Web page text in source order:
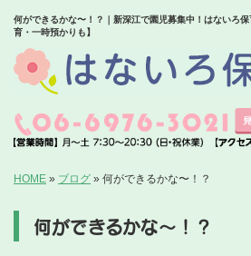
何ができるかな〜！？｜新深江で園児募集中！はないろ
育・一時預かりも】
HOME » ブログ » 何ができるかな〜！？
何ができるかな〜！？